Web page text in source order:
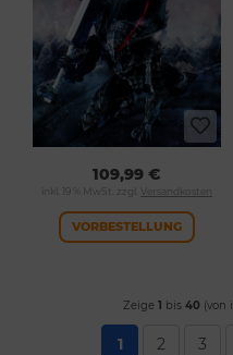
109,99 €
inkl. 19 % MwSt. zzgl. Versandkosten
VORBESTELLUNG
Zeige 1 bis 40 (von
1 2 3